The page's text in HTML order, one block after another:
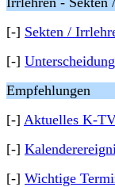
[-] Sekten /
[-]
Empfehlungen
[-] Aktuelles K-
[-]
[-] Wichtige